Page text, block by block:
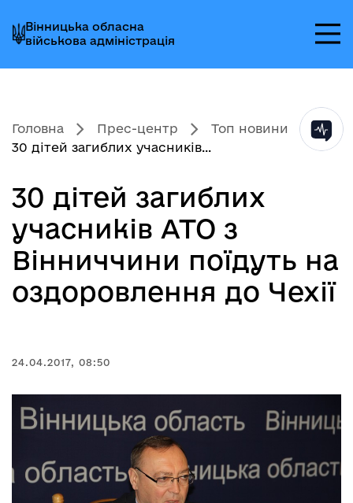
до
головного
меню
до
головного
вмісту
до
головного
колонтитула
Вінницька обласна
військова адміністрація
Головна Прес-центр
Топ новини
30 дітей загиблих учасників...
30 дітей загиблих
учасників АТО з
Вінниччини поїдуть на
оздоровлення до Чехії
24.04.2017, 08:50